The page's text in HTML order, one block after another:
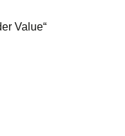
Value“